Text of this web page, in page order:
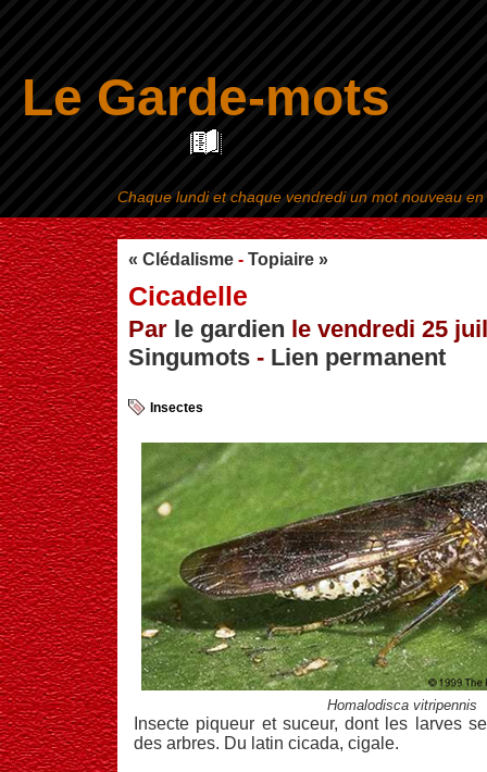
Le Garde-mots
Aller au contenu|
« Clédalisme - Topiaire »
Cicadelle
Par le gardien le vendredi 25
Singumots - Lien permanent
Insectes
Homalodisca vitripennis
Insecte piqueur et suceur, dont les larves
des arbres. Du latin cicada, cigale.
Chaque lundi et chaque vendredi un mot nouveau